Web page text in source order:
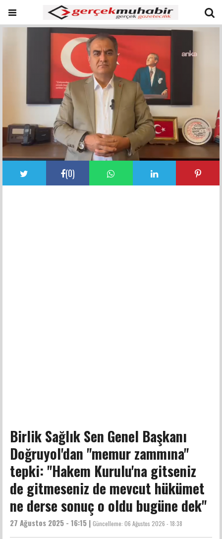
(0)
Birlik Sağlık Sen Genel Başkanı
Doğruyol'dan "memur zammına"
tepki: ''Hakem Kurulu'na gitseniz
de gitmeseniz de mevcut hükümet
ne derse sonuç o oldu bugüne dek''
27 Ağustos 2025 - 16:15 | Güncelleme: 06 Ağustos 2026 - 18:38